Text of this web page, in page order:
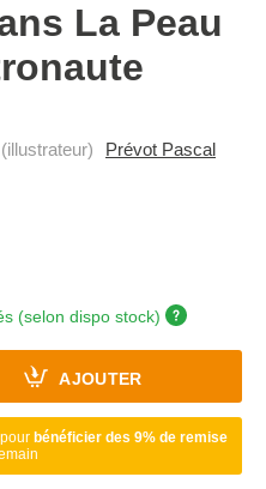
La Peau
(illustrateur)
Prévot Pascal
(selon dispo stock)
AJOUTER
bénéficier des 9% de remise